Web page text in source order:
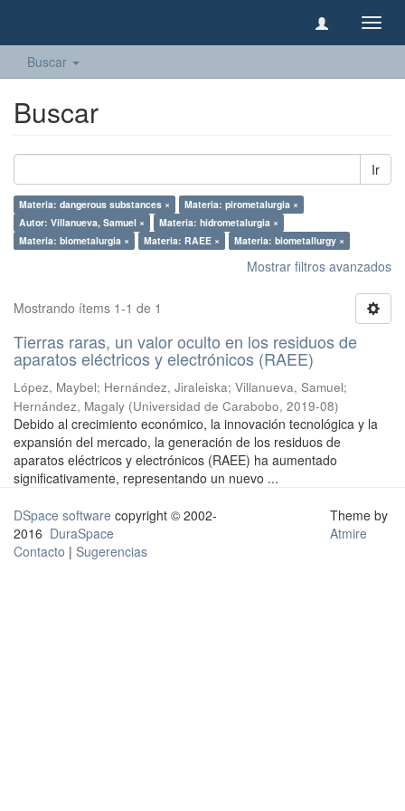
Buscar
Buscar
Ir
Materia: dangerous substances ×
Materia: pirometalurgia ×
Autor: Villanueva, Samuel ×
Materia: hidrometalurgia ×
Materia: biometalurgia ×
Materia: RAEE × Materia: biometallurgy ×
Mostrar filtros avanzados
Mostrando ítems 1-1 de 1
Tierras raras, un valor oculto en los residuos de
aparatos eléctricos y electrónicos (RAEE)
López, Maybel; Hernández, Jiraleiska; Villanueva, Samuel;
Hernández, Magaly (Universidad de Carabobo, 2019-08)
Debido al crecimiento económico, la innovación tecnológica y la
expansión del mercado, la generación de los residuos de
aparatos eléctricos y electrónicos (RAEE) ha aumentado
significativamente, representando un nuevo ...
DSpace software copyright © 2002-
2016 DuraSpace
Contacto | Sugerencias
Theme by
Atmire